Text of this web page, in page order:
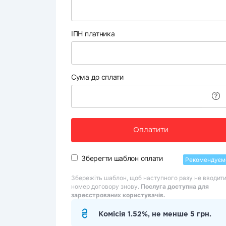
ІПН платника
Сума до сплати
Оплатити
Зберегти шаблон оплати
Збережіть шаблон, щоб наступного разу не вводити
номер договору знову. Послуга доступна для
зареєстрованих користувачів.
Комісія 1.52%, не менше 5 грн.